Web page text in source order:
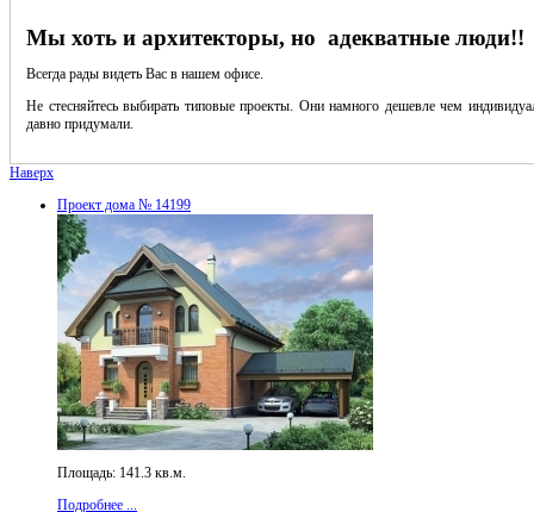
Мы хоть и архитекторы, но адекватные люди!!
Всегда рады видеть Вас в нашем офисе.
Не стесняйтесь выбирать типовые проекты. Они намного дешевле чем
давно придумали.
Наверх
Проект дома № 14199
Площадь: 141.3 кв.м.
Подробнее ...